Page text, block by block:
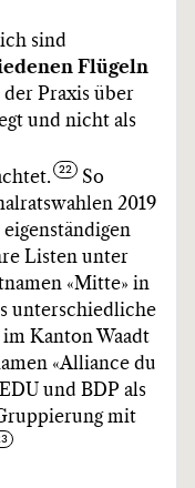
sind
Flügeln
Praxis über
und nicht als
So
2019
Listen unter
«Mitte» in
unterschiedliche
Kanton Waadt
«Alliance du
und BDP als
mit